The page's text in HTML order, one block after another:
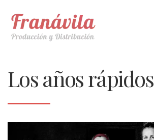
Los años rápidos